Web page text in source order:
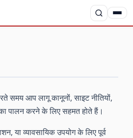
समय आप लागू कानूनों, साइट नीतियों,
पालन करने के लिए सहमत होते हैं।
या व्यावसायिक उपयोग के लिए पूर्व